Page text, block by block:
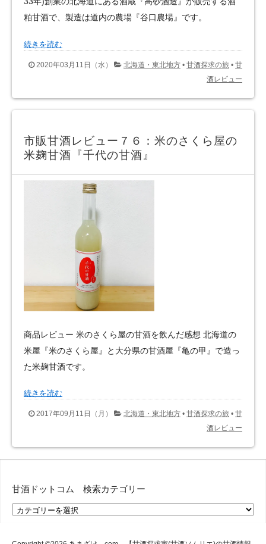
粕甘酒で、製造は道内の農場『谷口農場』です。
続きを読む
2020年03月11日（水） 北海道・東北地方 • 甘酒探求の旅 • 甘
酒レビュー
市販甘酒レビュー７６：米のさくら屋の
米麹甘酒『千代の甘酒』
商品レビュー 米のさくら屋の甘酒を飲んだ感想 北海道の
米屋『米のさくら屋』と大分県の甘酒屋『亀の甲』で造っ
た米麹甘酒です。
続きを読む
2017年09月11日（月） 北海道・東北地方 • 甘酒探求の旅 • 甘
酒レビュー
甘酒ドットコム 検索カテゴリー
甘